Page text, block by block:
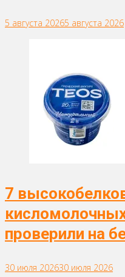
5 августа 20265 августа 2026
7
проверили на
30 июля 202630 июля 2026